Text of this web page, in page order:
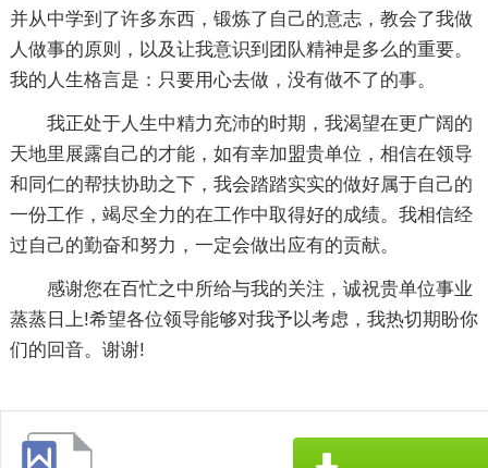
并从中学到了许多东西，锻炼了自己的意志，教会了我做
人做事的原则，以及让我意识到团队精神是多么的重要。
我的人生格言是：只要用心去做，没有做不了的事。
我正处于人生中精力充沛的时期，我渴望在更广阔的
天地里展露自己的才能，如有幸加盟贵单位，相信在领导
和同仁的帮扶协助之下，我会踏踏实实的做好属于自己的
一份工作，竭尽全力的在工作中取得好的成绩。我相信经
过自己的勤奋和努力，一定会做出应有的贡献。
感谢您在百忙之中所给与我的关注，诚祝贵单位事业
蒸蒸日上!希望各位领导能够对我予以考虑，我热切期盼你
们的回音。谢谢!